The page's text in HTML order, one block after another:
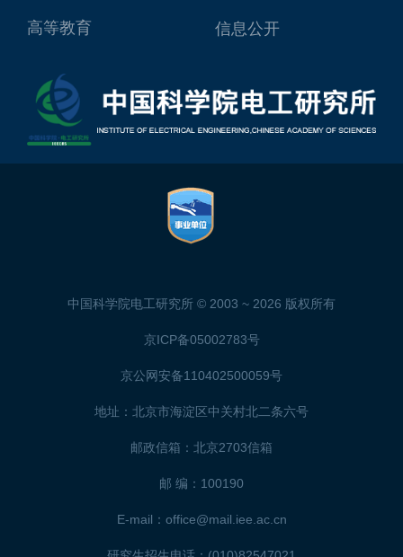
高等教育
信息公开
中国科学院电工研究所 © 2003 ~ 2026 版权所有
京ICP备05002783号
京公网安备110402500059号
地址：北京市海淀区中关村北二条六号
邮政信箱：北京2703信箱
邮 编：100190
E-mail：office@mail.iee.ac.cn